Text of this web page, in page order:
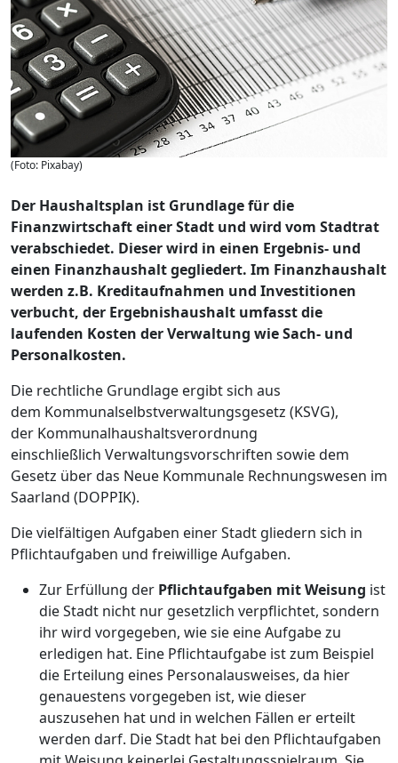
(Foto: Pixabay)
Der Haushaltsplan ist Grundlage für die
Finanzwirtschaft einer Stadt und wird vom Stadtrat
verabschiedet. Dieser wird in einen Ergebnis- und
einen Finanzhaushalt gegliedert. Im Finanzhaushalt
werden z.B. Kreditaufnahmen und Investitionen
verbucht, der Ergebnishaushalt umfasst die
laufenden Kosten der Verwaltung wie Sach- und
Personalkosten.
Die rechtliche Grundlage ergibt sich aus
dem Kommunalselbstverwaltungsgesetz (KSVG),
der Kommunalhaushaltsverordnung
einschließlich Verwaltungsvorschriften sowie dem
Gesetz über das Neue Kommunale Rechnungswesen im
Saarland (DOPPIK).
Die vielfältigen Aufgaben einer Stadt gliedern sich in
Pflichtaufgaben und freiwillige Aufgaben.
Zur Erfüllung der Pflichtaufgaben mit Weisung ist
die Stadt nicht nur gesetzlich verpflichtet, sondern
ihr wird vorgegeben, wie sie eine Aufgabe zu
erledigen hat. Eine Pflichtaufgabe ist zum Beispiel
die Erteilung eines Personalausweises, da hier
genauestens vorgegeben ist, wie dieser
auszusehen hat und in welchen Fällen er erteilt
werden darf. Die Stadt hat bei den Pflichtaufgaben